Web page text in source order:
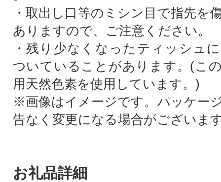
・取出し口等のミシン目で指先を
ありますので、ご注意ください。
・残り少なくなったティッシュ
ついていることがあります。(こ
用天然色素を使用しています。)
※画像はイメージです。パッケー
告なく変更になる場合がございま
お礼品詳細